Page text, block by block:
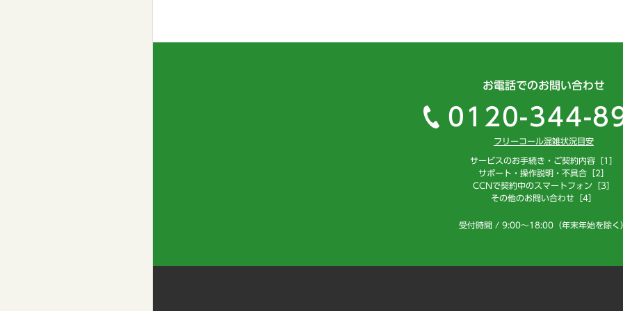
お電話でのお問い合わせ
0120-344-
フリーコール混雑状況目安
サービスのお手続き・ご契約内容［1］
サポート・操作説明・不具合［2］
CCNで契約中のスマートフォン［3］
その他のお問い合わせ［4］
受付時間 / 9:00～18:00（年末年始を除く